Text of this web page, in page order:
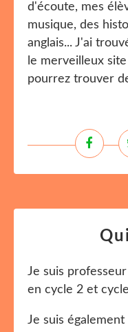
d'écoute, mes
musique, des
anglais... J'ai
le merveilleux
pourrez trouver
Je suis
en cycle 2 et
Je suis